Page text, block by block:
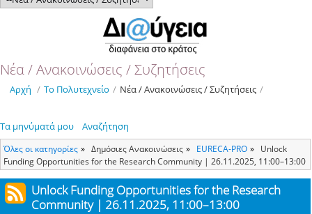
Νέα / Ανακοινώσεις / Συζητήσεις
Αρχή / Το Πολυτεχνείο / Νέα / Ανακοινώσεις / Συζητήσεις /
Τα μηνύματά μου Αναζήτηση
Όλες οι κατηγορίες Δημόσιες Ανακοινώσεις ΕURECA-PRO
Unlock
Funding Opportunities for the Research Community | 26.11.2025, 11:00–13:00
Unlock Funding Opportunities for the Research
Community | 26.11.2025, 11:00–13:00